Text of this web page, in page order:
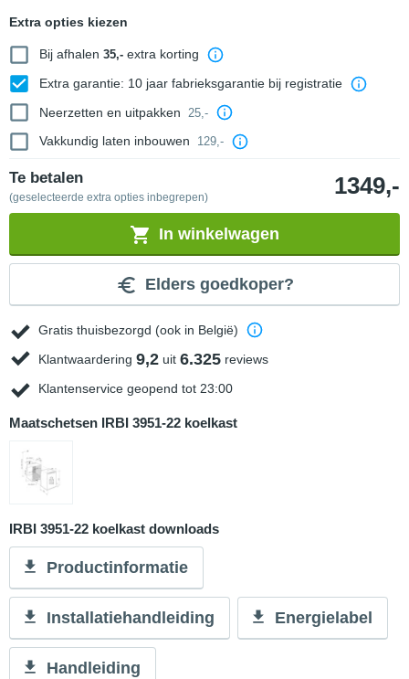
Extra opties kiezen
Bij afhalen 35,-extra korting
Extra garantie: 10 jaar fabrieksgarantie bij registratie
Neerzetten en uitpakken
25,-
Vakkundig laten inbouwen 129,-
Te betalen
(geselecteerde extra opties inbegrepen) 1349,-
In winkelwagen
Elders goedkoper?
Gratis thuisbezorgd (ook in België)
Klantwaardering 9,2 uit 6.325 reviews
Klantenservice geopend tot 23:00
Maatschetsen IRBI 3951-22 koelkast
IRBI 3951-22 koelkast downloads
Productinformatie
Installatiehandleiding Energielabel
Handleiding